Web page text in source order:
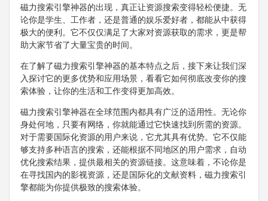
磁力搜索引擎神器的出现，真正让资源搜索变得轻松便捷。无
论你是学生、工作者，还是普通的娱乐爱好者，都能从中获得
极大的便利。它不仅仅满足了大家对资源获取的需求，更是帮
助大家节省了大量宝贵的时间。
在了解了磁力搜索引擎神器的基本特点之后，接下来让我们深
入探讨它的更多优势和应用场景，看看它如何彻底改变你的搜
索体验，让你的生活和工作变得更加高效。
磁力搜索引擎神器在全球范围内都具有广泛的适用性。无论你
身处何地，只要有网络，你就能通过它快速找到所需的资源。
对于需要国际化资源的用户来说，它尤其具有优势。它不仅能
够支持多种语言的搜索，还能根据不同地区的用户需求，自动
优化搜索结果，提供最相关的资源链接。这意味着，不论你是
在寻找国内的影视资源，还是国际化的文献资料，磁力搜索引
擎都能为你提供极致的搜索体验。